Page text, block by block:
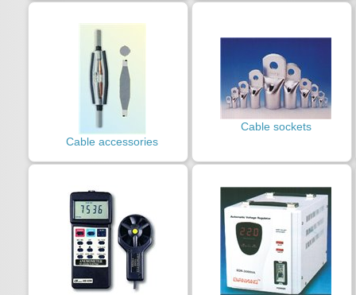
Cable accessories
Cable sockets